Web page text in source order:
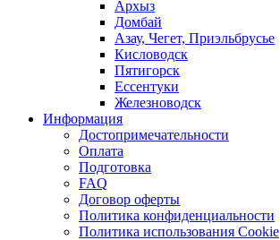
Архыз
Домбай
Азау, Чегет, Приэльбрусье
Кисловодск
Пятигорск
Ессентуки
Железноводск
Информация
Достопримечательности
Оплата
Подготовка
FAQ
Договор оферты
Политика конфиденциальности
Политика использования Cookie